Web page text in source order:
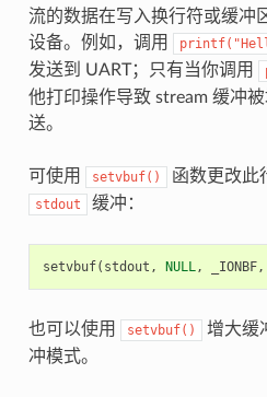
流的数据在写入换行符或缓冲
设备。例如，调用
发送到 UART；只有当你调用
他打印操作导致 stream 缓冲
送。
可使用 setvbuf() 函数更改此
stdout 缓冲：
setvbuf( stdout , NULL, _IONBF,
也可以使用 setvbuf()
增大缓
冲模式。